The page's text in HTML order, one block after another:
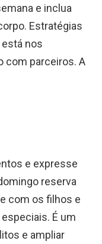
e inclua
Estratégias
está nos
com parceiros. A
e expresse
reserva
com os filhos e
É um
e ampliar